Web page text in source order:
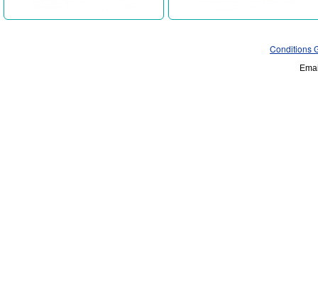
Conditions